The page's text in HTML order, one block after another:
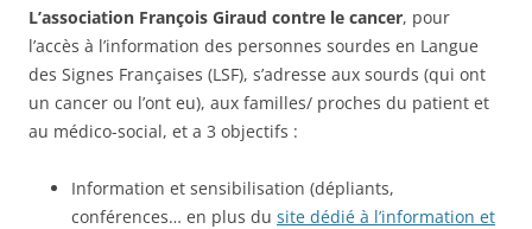
L’association François Giraud contre le cancer, pour
l’accès à l’information des personnes sourdes en Langue
des Signes Françaises (LSF), s’adresse aux sourds (qui ont
un cancer ou l’ont eu), aux familles/ proches du patient et
au médico-social, et a 3 objectifs :
Information et sensibilisation (dépliants,
conférences… en plus du site dédié à l’information et